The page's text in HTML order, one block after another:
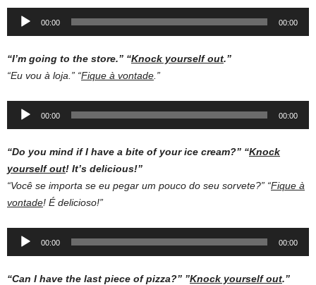
Audio
00:00 00:00
“I’m going to the store.” “Knock yourself out.”
“Eu vou à loja.” “Fique à vontade .”
Audio
00:00 00:00
“Do you mind if I have a bite of your ice cream?” “Knock
yourself out! It’s delicious!”
“Você se importa se eu pegar um pouco do seu sorvete?” “Fique à
vontade! É delicioso!”
Audio
00:00 00:00
“Can I have the last piece of pizza?” ”Knock yourself out.”